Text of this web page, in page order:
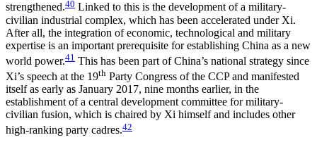
strengthened.40 Linked to this is the development of a military-
civilian industrial complex, which has been accelerated under Xi.
After all, the integration of economic, technological and military
expertise is an important prerequisite for establishing China as a new
world power.41 This has been part of China’s national strategy since
Xi’s speech at the 19th Party Congress of the CCP and manifested
itself as early as January 2017, nine months earlier, in the
establishment of a central development committee for mili­tary-
civilian fusion, which is chaired by Xi himself and includes other
high-ranking party cadres.42